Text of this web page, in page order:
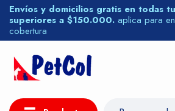
Envíos y domicilios gratis en todas
superiores a $150.000. aplica para
cobertura